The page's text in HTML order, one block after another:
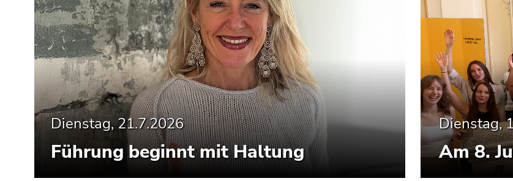
Dienstag, 21.7.2026
Führung beginnt mit Haltung
Dienstag,
Am 8.